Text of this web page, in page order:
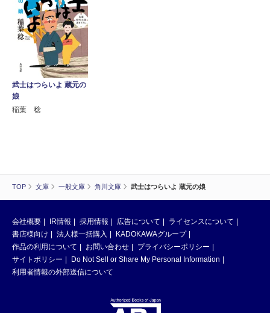
TOP 文庫 一般文庫 角川文庫 武士はつらいよ 蔵元の娘
武士はつらいよ 蔵元の
娘
稲葉 稔
会社概要 IR情報 採用情報 広告について
ライセンスについて
書店様向け
法人様一括購入
KADOKAWAグループ
作品の利用について
お問い合わせ
プライバシーポリシー
サイトポリシー
Do Not Sell or Share My Personal Information
利用者情報の外部送信について